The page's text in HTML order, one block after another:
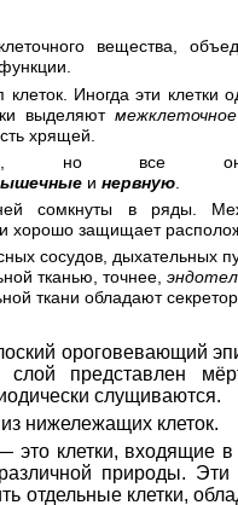
вещества,
клеток. Иногда эти
выделяют
хрящей.
но все
и нервную
сомкнуты в ряды.
хорошо защищает
сосудов, дыхательных
тканью, точнее,
ткани обладают
ороговевающий
представлен
слущиваются.
нижележащих клеток.
это клетки, входящие в
природы.
отдельные клетки,